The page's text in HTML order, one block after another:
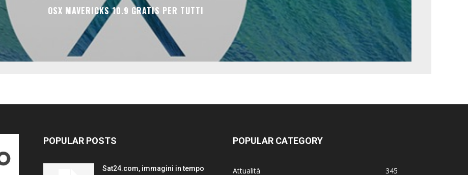
OSX MAVERICKS 10.9 GRATIS PER TUTTI
POPULAR POSTS
Sat24.com, immagini in tempo
POPULAR CATEGORY
Attualità
345